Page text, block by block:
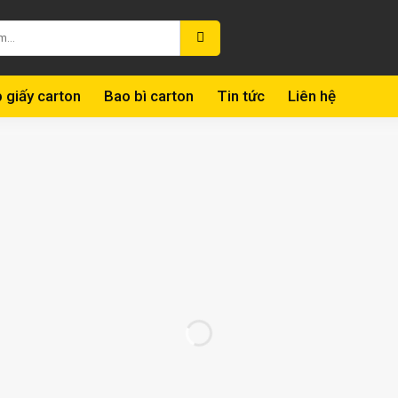
giấy carton Bao bì carton Tin tức Liên hệ